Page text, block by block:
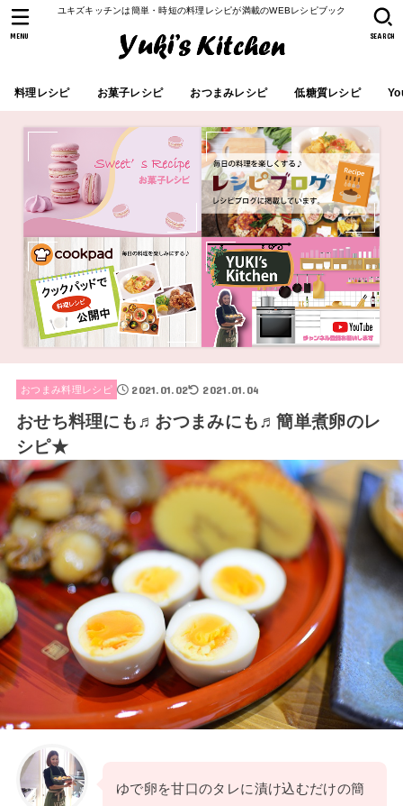
ユキズキッチンは簡単・時短の料理レシピが満載のWEBレシピブック
料理レシピ お菓子レシピ おつまみレシピ 低糖質レシピ
SEARCH
MENU
おつまみ料理レシピ 2021.01.02 2021.01.04
おせち料理にも♬おつまみにも♬簡単煮卵のレ
シピ★
ゆで卵を甘口のタレに漬け込むだけの簡